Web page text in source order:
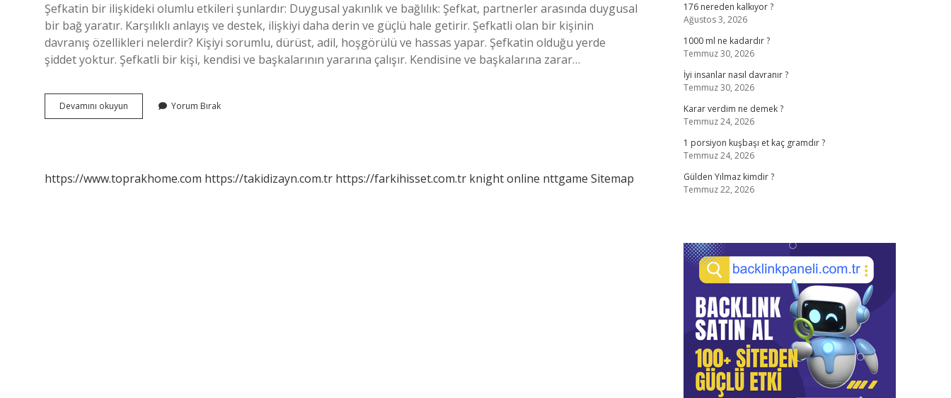
Şefkatin bir ilişkideki olumlu etkileri şunlardır: Duygusal yakınlık ve bağlılık: Şefkat, partnerler arasında duygusal
bir bağ yaratır. Karşılıklı anlayış ve destek, ilişkiyi daha derin ve güçlü hale getirir. Şefkatli olan bir kişinin
davranış özellikleri nelerdir? Kişiyi sorumlu, dürüst, adil, hoşgörülü ve hassas yapar. Şefkatin olduğu yerde
şiddet yoktur. Şefkatli bir kişi, kendisi ve başkalarının yararına çalışır. Kendisine ve başkalarına zarar…
Devamını okuyun
Şefkat
Yorum Bırak
https://www.toprakhome.com https://takidizayn.com.tr https://farkihisset.com.tr knight online nttgame Sitemap
176 nereden kalkıyor ?
Ağustos 3, 2026
1000 ml ne kadardır ?
Temmuz 30, 2026
İyi insanlar nasıl davranır ?
Temmuz 30, 2026
Karar verdim ne demek ?
Temmuz 24, 2026
1 porsiyon kuşbaşı et kaç gramdır ?
Temmuz 24, 2026
Gülden Yılmaz kimdir ?
Temmuz 22, 2026